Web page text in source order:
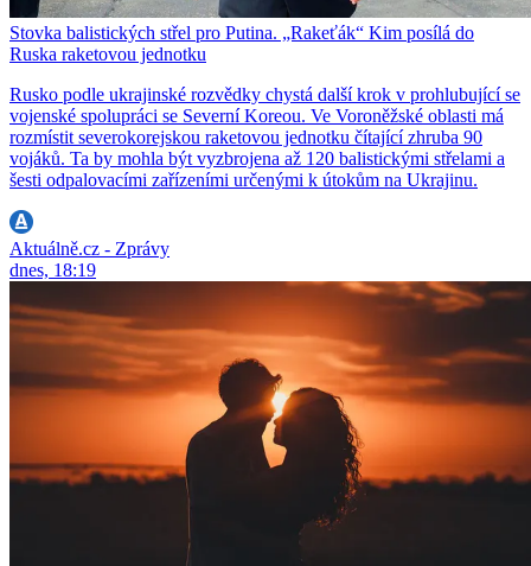
Stovka balistických střel pro Putina. „Rakeťák“ Kim posílá do
Ruska raketovou jednotku
Rusko podle ukrajinské rozvědky chystá další krok v prohlubující se
vojenské spolupráci se Severní Koreou. Ve Voroněžské oblasti má
rozmístit severokorejskou raketovou jednotku čítající zhruba 90
vojáků. Ta by mohla být vyzbrojena až 120 balistickými střelami a
šesti odpalovacími zařízeními určenými k útokům na Ukrajinu.
Aktuálně.cz - Zprávy
dnes, 18:19